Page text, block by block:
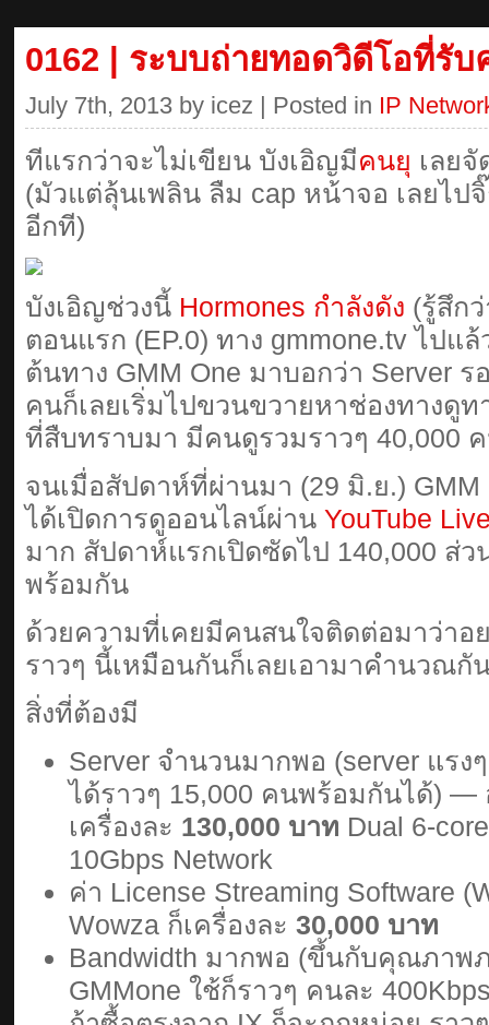
0162 | ระบบถ่ายทอดวิดีโอที่รั
July 7th, 2013 by icez | Posted in IP
ทีแรกว่าจะไม่เขียน บังเอิญมีคนยุ เลย
(มัวแต่ลุ้นเพลิน ลืม cap หน้าจอ เลยไป
อีกที)
บังเอิญช่วงนี้ Hormones กำลังดัง (รู้สึก
ตอนแรก (EP.0) ทาง gmmone.tv ไปแ
ต้นทาง GMM One มาบอกว่า Server
คนก็เลยเริ่มไปขวนขวายหาช่องทางดู
ที่สืบทราบมา มีคนดูรวมราวๆ 40,000
จนเมื่อสัปดาห์ที่ผ่านมา (29 มิ.ย.) GMM
ได้เปิดการดูออนไลน์ผ่าน YouTube
มาก สัปดาห์แรกเปิดซัดไป 140,000 ส่ว
พร้อมกัน
ด้วยความที่เคยมีคนสนใจติดต่อมาว่าอ
ราวๆ นี้เหมือนกันก็เลยเอามาคำนวณกั
สิ่งที่ต้องมี
Server จำนวนมากพอ (server แรง
ได้ราวๆ 15,000 คนพร้อมกันได้) —
เครื่องละ 130,000 บาท Dual 6-
10Gbps Network
ค่า License Streaming Software
Wowza ก็เครื่องละ 30,000 บาท
Bandwidth มากพอ (ขึ้นกับคุณภาพ
GMMone ใช้ก็ราวๆ คนละ